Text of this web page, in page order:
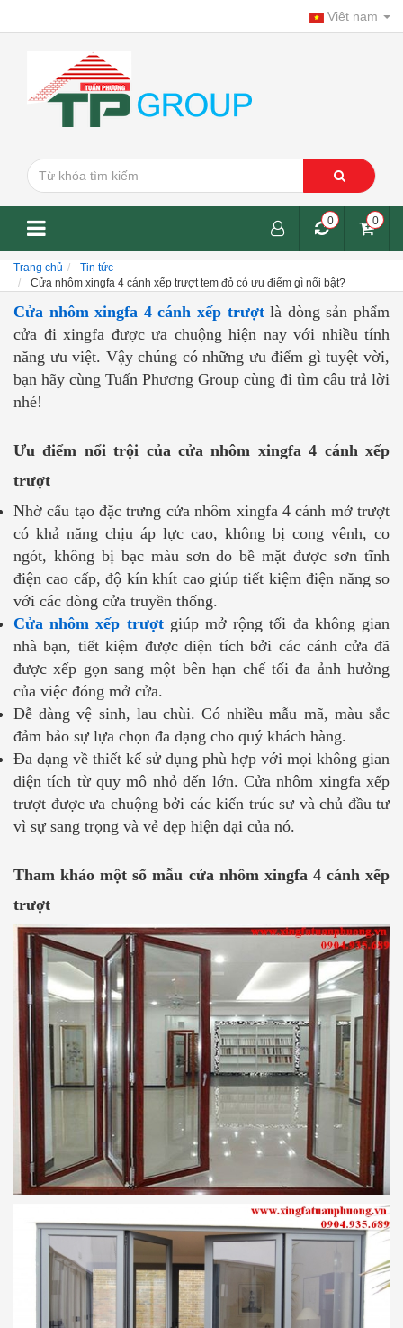
Viêt nam
0
0
Trang chủ
Tin tức
Cửa nhôm xingfa 4 cánh xếp trượt tem đỏ có ưu điểm gì nổi bật?
Cửa nhôm xingfa 4 cánh xếp trượtlà dòng sản phẩm
cửa đi xingfa được ưa chuộng hiện nay với nhiều tính
năng ưu việt. Vậy chúng có những ưu điểm gì tuyệt vời,
bạn hãy cùng Tuấn Phương Group cùng đi tìm câu trả lời
nhé!
Ưu điểm nổi trội của cửa nhôm xingfa 4 cánh xếp
trượt
Nhờ cấu tạo đặc trưng cửa nhôm xingfa 4 cánh mở trượt
có khả năng chịu áp lực cao, không bị cong vênh, co
ngót, không bị bạc màu sơn do bề mặt được sơn tĩnh
điện cao cấp, độ kín khít cao giúp tiết kiệm điện năng so
với các dòng cửa truyền thống.
Cửa nhôm xếp trượtgiúp mở rộng tối đa không gian
nhà bạn, tiết kiệm được diện tích bởi các cánh cửa đã
được xếp gọn sang một bên hạn chế tối đa ảnh hưởng
của việc đóng mở cửa.
Dễ dàng vệ sinh, lau chùi. Có nhiều mẫu mã, màu sắc
đảm bảo sự lựa chọn đa dạng cho quý khách hàng.
Đa dạng về thiết kế sử dụng phù hợp với mọi không gian
diện tích từ quy mô nhỏ đến lớn. Cửa nhôm xingfa xếp
trượt được ưa chuộng bởi các kiến trúc sư và chủ đầu tư
vì sự sang trọng và vẻ đẹp hiện đại của nó.
Tham khảo một số mẫu cửa nhôm xingfa 4 cánh xếp
trượt